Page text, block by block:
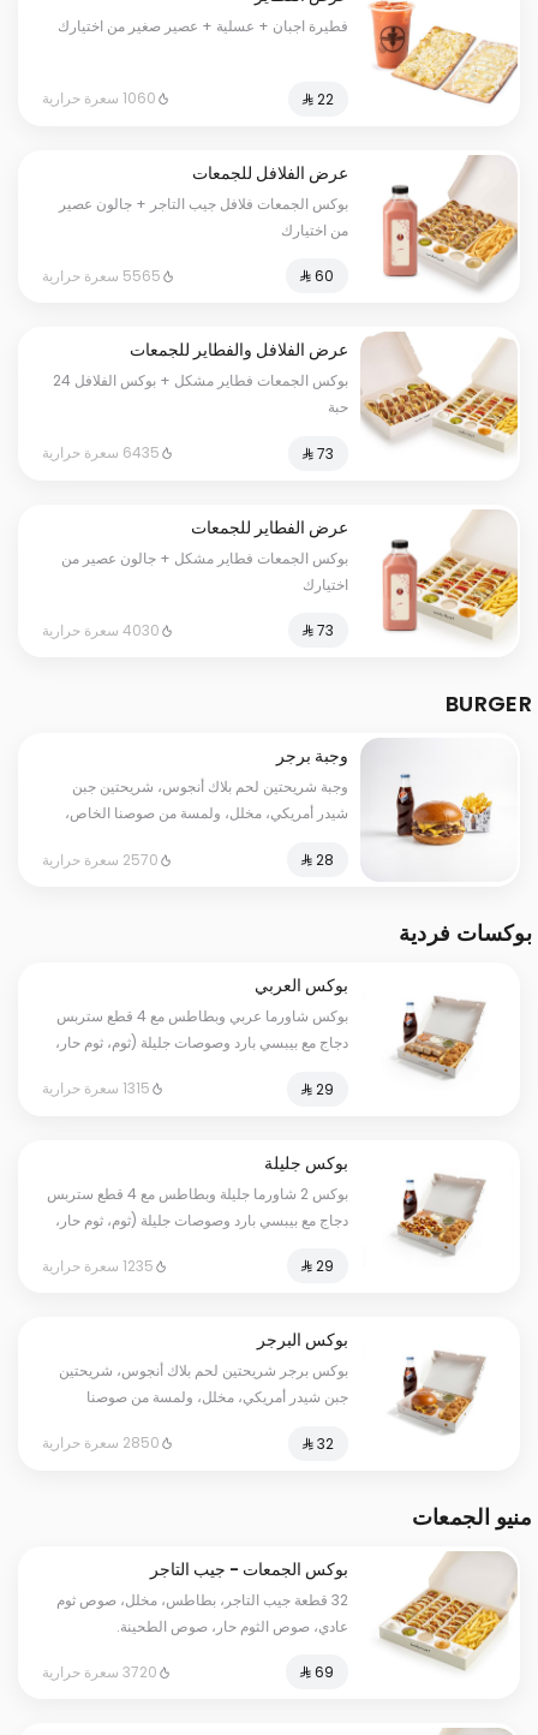
فطيرة اجبان + عسلية + عصير صغير من اختيارك
⁨⁦‪‬ 22⁩ 1060 سعرة حرارية
عرض الفلافل للجمعات
بوكس الجمعات فلافل جيب التاجر + جالون عصير
من اختيارك
5565 سعرة حرارية
عرض الفلافل والفطاير للجمعات
بوكس الجمعات فطاير مشكل + بوكس الفلافل 24
حبة
6435 سعرة حرارية
عرض الفطاير للجمعات
بوكس الجمعات فطاير مشكل + جالون عصير من
اختيارك
4030 سعرة حرارية
BURGER
وجبة برجر
وجبة شريحتين لحم بلاك أنجوس، شريحتين جبن
شيدر أمريكي، مخلل، ولمسة من صوصنا الخاص،
2570 سعرة حرارية
بوكسات فردية
بوكس العربي
بوكس شاورما عربي وبطاطس مع 4 قطع ستربس
دجاج مع بيبسي بارد وصوصات جليلة (ثوم، ثوم حار،
1315 سعرة حرارية
بوكس جليلة
بوكس 2 شاورما جليلة وبطاطس مع 4 قطع ستربس
دجاج مع بيبسي بارد وصوصات جليلة (ثوم، ثوم حار،
1235 سعرة حرارية
بوكس البرجر
بوكس برجر شريحتين لحم بلاك أنجوس، شريحتين
جبن شيدر أمريكي، مخلل، ولمسة من صوصنا
كوجبة.
⁨⁦‪‬ 32⁩ 2850 سعرة حرارية
منيو الجمعات
بوكس الجمعات - جيب التاجر
32 قطعة جيب التاجر، بطاطس، مخلل، صوص ثوم
عادي، صوص الثوم حار، صوص الطحينة.
3720 سعرة حرارية